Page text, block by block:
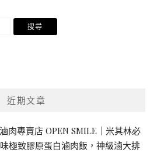
近期文章
肉專賣店 OPEN SMILE｜米其林必
極致膠原蛋白滷肉飯，神級滷大排